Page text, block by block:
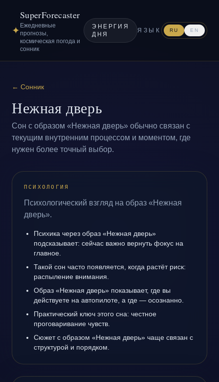
✦
SuperForecaster
Ежедневные
прогнозы,
космическая погода и
сонник
ЭНЕРГИЯ
ДНЯ
ЯЗЫК RU EN
← Сонник
Нежная дверь
Сон с образом «Нежная дверь» обычно связан с
текущим внутренним процессом и моментом, где
нужен более точный выбор.
ПСИХОЛОГИЯ
Психологический взгляд на образ «Нежная
дверь».
Психика через образ «Нежная дверь»
подсказывает: сейчас важно вернуть фокус на
главное.
Такой сон часто появляется, когда растёт риск:
распыление внимания.
Образ «Нежная дверь» показывает, где вы
действуете на автопилоте, а где — осознанно.
Практический ключ этого сна: честное
проговаривание чувств.
Сюжет с образом «Нежная дверь» чаще связан с
структурой и порядком.